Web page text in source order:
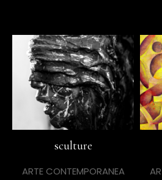
sculture
ARTE CONTEMPORANEA